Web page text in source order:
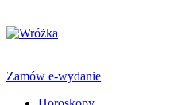
Zamów e-wydanie